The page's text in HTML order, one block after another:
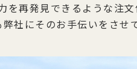
再発見できるような注文
社にそのお手伝いをさせ